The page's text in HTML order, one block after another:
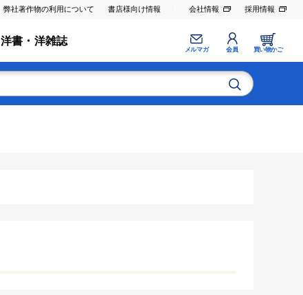
弊社著作物の利用について 書店様向け情報 会社情報 採用情報
洋書・洋雑誌
メルマガ 会員 買い物かご